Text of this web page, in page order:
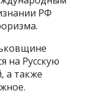
РФ
на Русскую
а также